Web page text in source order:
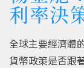
利率決
全球主要經濟體
貨幣政策是否跟